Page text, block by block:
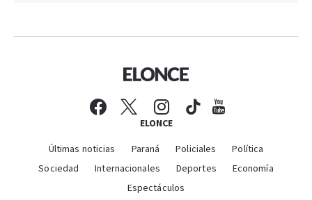
ELONCE
Últimas noticias Paraná Policiales
Política
Sociedad
Internacionales Deportes
Economía
Espectáculos